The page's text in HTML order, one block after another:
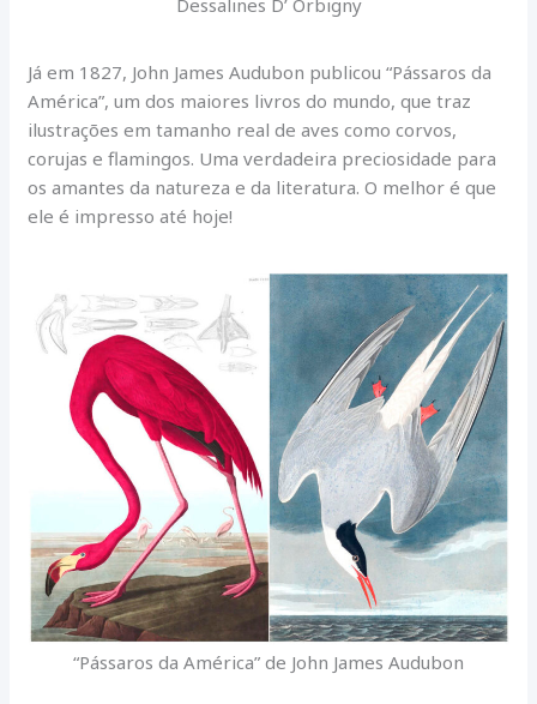
Já em 1827, John James Audubon publicou “Pássaros da
América”, um dos maiores livros do mundo, que traz
ilustrações em tamanho real de aves como corvos,
corujas e flamingos. Uma verdadeira preciosidade para
os amantes da natureza e da literatura. O melhor é que
ele é impresso até hoje!
“Pássaros da América” de John James Audubon